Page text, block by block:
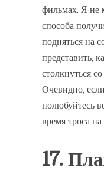
фильмах. Я не
способа
подняться на
представить,
столкнуться
Очевидно,
полюбуйтесь
время троса на
17.